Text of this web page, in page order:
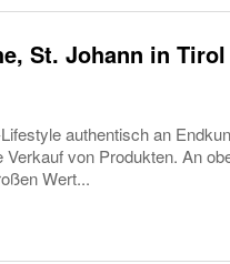
St. Johann in Tirol
authentisch an
von Produkten. An
Wert...